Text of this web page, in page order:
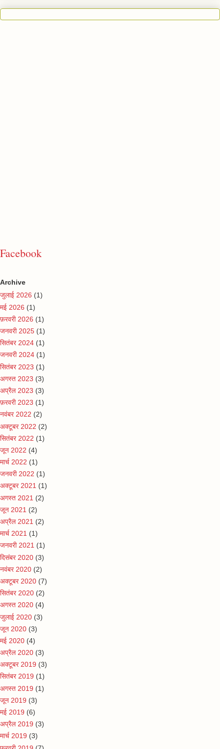
Facebook
Archive
जुलाई 2026 (1)
मई 2026 (1)
फ़रवरी 2026 (1)
जनवरी 2025 (1)
सितंबर 2024 (1)
जनवरी 2024 (1)
सितंबर 2023 (1)
अगस्त 2023 (3)
अप्रैल 2023 (3)
फ़रवरी 2023 (1)
नवंबर 2022 (2)
अक्टूबर 2022 (2)
सितंबर 2022 (1)
जून 2022 (4)
मार्च 2022 (1)
जनवरी 2022 (1)
अक्टूबर 2021 (1)
अगस्त 2021 (2)
जून 2021 (2)
अप्रैल 2021 (2)
मार्च 2021 (1)
जनवरी 2021 (1)
दिसंबर 2020 (3)
नवंबर 2020 (2)
अक्टूबर 2020 (7)
सितंबर 2020 (2)
अगस्त 2020 (4)
जुलाई 2020 (3)
जून 2020 (3)
मई 2020 (4)
अप्रैल 2020 (3)
अक्टूबर 2019 (3)
सितंबर 2019 (1)
अगस्त 2019 (1)
जून 2019 (3)
मई 2019 (6)
अप्रैल 2019 (3)
मार्च 2019 (3)